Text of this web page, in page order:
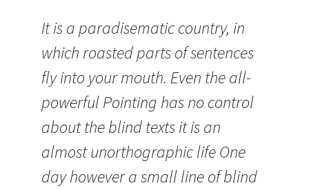
It is a paradisematic country, in
which roasted parts of sentences
fly into your mouth. Even the all-
powerful Pointing has no control
about the blind texts it is an
almost unorthographic life One
day however a small line of blind